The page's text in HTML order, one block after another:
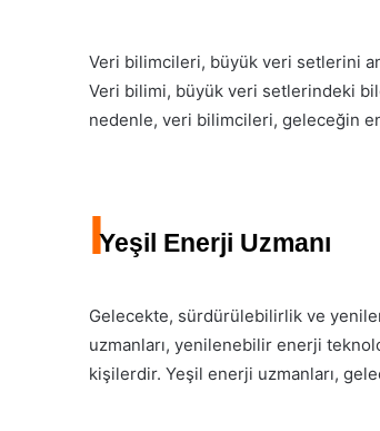
Veri bilimcileri, büyük veri setlerini
Veri bilimi, büyük veri setlerindeki
nedenle, veri bilimcileri, geleceğin
IYeşil Enerji Uzmanı
Gelecekte, sürdürülebilirlik ve
uzmanları, yenilenebilir enerji
kişilerdir. Yeşil enerji uzmanları,